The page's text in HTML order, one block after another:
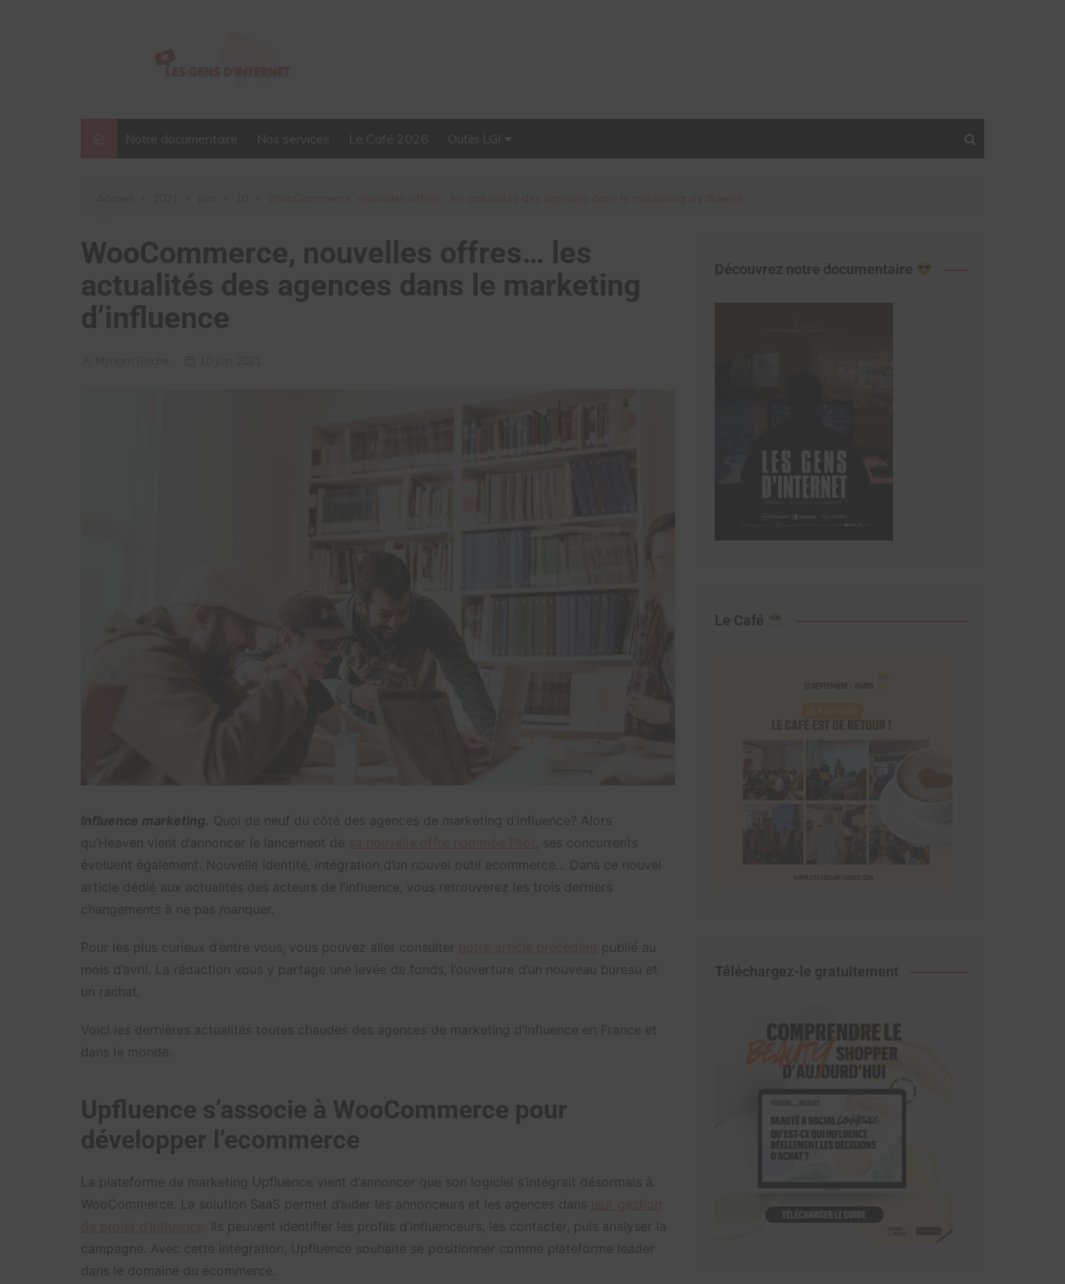
Notre documentaire Nos services Le Café 2026 Outils LGI
WooCommerce, nouvelles offres… les
actualités des agences dans le marketing
d’influence
Influence marketing. Quoi de neuf du côté des agences de marketing d’influence? Alors
qu’Heaven vient d’annoncer le lancement de
, ses concurrents
évoluent également. Nouvelle identité, intégration d’un nouvel outil ecommerce… Dans ce nouvel
article dédié aux actualités des acteurs de l’influence, vous retrouverez les trois derniers
changements à ne pas manquer.
Pour les plus curieux d’entre vous, vous pouvez aller consulter
publié au
mois d’avril. La rédaction vous y partage une levée de fonds, l’ouverture d’un nouveau bureau et
un rachat.
Voici les dernières actualités toutes chaudes des agences de marketing d’influence en France et
dans le monde.
Upfluence s’associe à WooCommerce pour
développer l’ecommerce
La plateforme de marketing Upfluence vient d’annoncer que son logiciel s’intégrait désormais à
WooCommerce. La solution SaaS permet d’aider les annonceurs et les agences dans
. Ils peuvent identifier les profils d’influenceurs, les contacter, puis analyser la
campagne. Avec cette intégration, Upfluence souhaite se positionner comme plateforme leader
dans le domaine du ecommerce.
Découvrez notre documentaire
Le Café
Téléchargez-le gratuitement